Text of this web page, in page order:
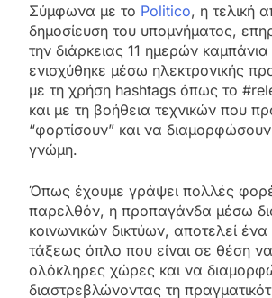
Σύμφωνα με το Politico, η τελική
δημοσίευση του υπομνήματος,
την διάρκειας 11 ημερών
ενισχύθηκε μέσω ηλεκτρονικής
με τη χρήση hashtags όπως το
και με τη βοήθεια τεχνικών που
“φορτίσουν” και να διαμορφώσουν
γνώμη.
Όπως έχουμε γράψει πολλές
παρελθόν, η προπαγάνδα μέσω
κοινωνικών δικτύων, αποτελεί
τάξεως όπλο που είναι σε θέση
ολόκληρες χώρες και να
διαστρεβλώνοντας τη